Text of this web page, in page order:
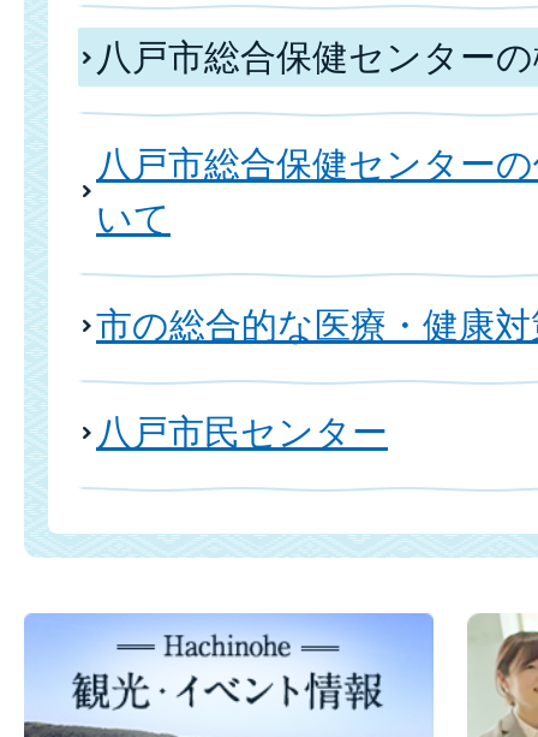
八戸市総合保健センター
八戸市総合保健センター
いて
市の総合的な医療・健康
八戸市民センター